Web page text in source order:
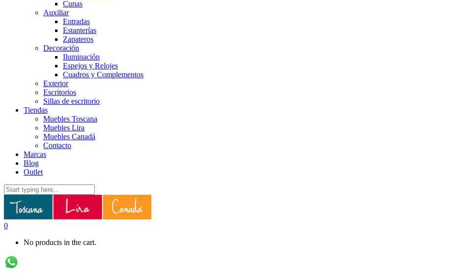
Cunas
Auxiliar
Entradas
Estanterías
Zapateros
Decoración
Iluminación
Espejos y Relojes
Cuadros y Complementos
Exterior
Escritorios
Sillas de escritorio
Tiendas
Muebles Toscana
Muebles Lira
Muebles Canadá
Contacto
Marcas
Blog
Outlet
0
No products in the cart.